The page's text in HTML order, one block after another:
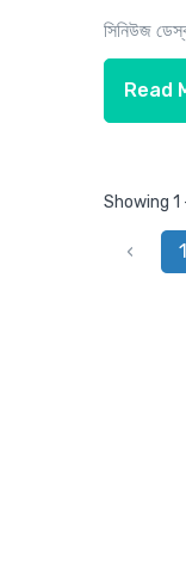
সিনিউজ
Read
Showing
‹ 1